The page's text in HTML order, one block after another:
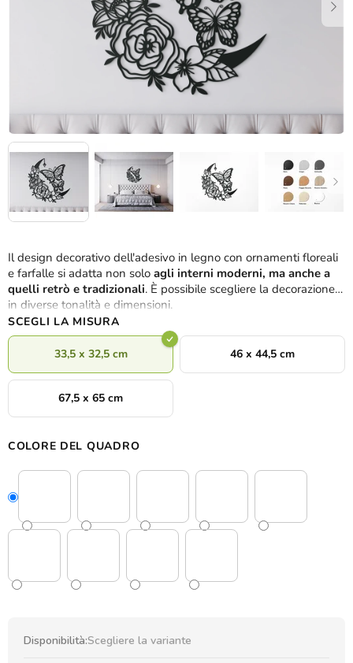
Il design decorativo dell'adesivo in legno con ornamenti floreali
e farfalle si adatta non solo agli interni moderni, ma anche a
quelli retrò e tradizionali. È possibile scegliere la decorazione
in diverse tonalità e dimensioni.
SCEGLI LA MISURA
33,5 x 32,5 cm 46 x 44,5 cm
67,5 x 65 cm
COLORE DEL QUADRO
Disponibilità:Scegliere la variante